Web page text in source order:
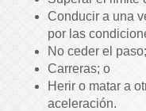
Conducir a una
por las
No ceder el paso;
Carreras; o
Herir o matar a
aceleración.